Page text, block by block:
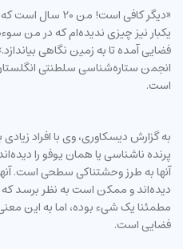
«دیگر کافی است!
یکبار نیز چیزی ندیده‌ام که در من
فضایی آمده تا به زمین نگاهی
انجمن ستاره‌شناسی سلطنتی
است.
به گزارش دیسکاوری، وی با افراد
پرنده ناشناسی یا همان یوفو را
آنها به طرز وحشتناکی سطحی است.
دیده‌اند و ممکن است به نظر برسد
مطمئنا یک شیء بوده، اما به این
فضایی است.